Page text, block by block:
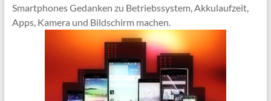
Smartphones Gedanken zu Betriebssystem, Akkulaufzeit,
Apps, Kamera und Bildschirm machen.